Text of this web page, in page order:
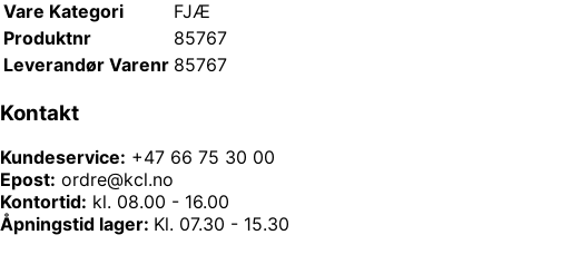
Vare Kategori
FJÆ
Produktnr
85767
Leverandør Varenr 85767
Kontakt
Kundeservice: +47 66 75 30 00
Epost: ordre@kcl.no
Kontortid: kl. 08.00 - 16.00
Åpningstid lager: Kl. 07.30 - 15.30